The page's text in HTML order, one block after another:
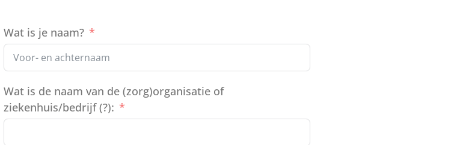
Wat is je naam?
Wat is de naam van de (zorg)organisatie of
ziekenhuis/bedrijf (?):